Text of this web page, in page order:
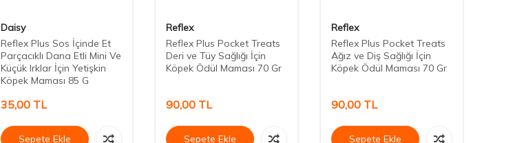
Daisy
Reflex Plus Sos İçinde Et
Parçacıklı Dana Etli Mini Ve
Küçük Irklar İçin Yetişkin
Köpek Maması 85 G
35,00 TL
Sepete Ekle
Reflex
Reflex Plus Pocket Treats
Deri ve Tüy Sağlığı İçin
Köpek Ödül Maması 70 Gr
90,00 TL
Sepete Ekle
Reflex
Reflex Plus Pocket Treats
Ağız ve Diş Sağlığı İçin
Köpek Ödül Maması 70 Gr
90,00 TL
Sepete Ekle